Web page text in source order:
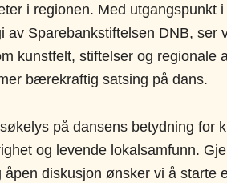
i regionen. Med utgangspunkt
av Sparebankstiftelsen DNB, ser
kunstfelt, stiftelser og regionale
bærekraftig satsing på dans.
på dansens betydning for
og levende lokalsamfunn.
åpen diskusjon ønsker vi å starte